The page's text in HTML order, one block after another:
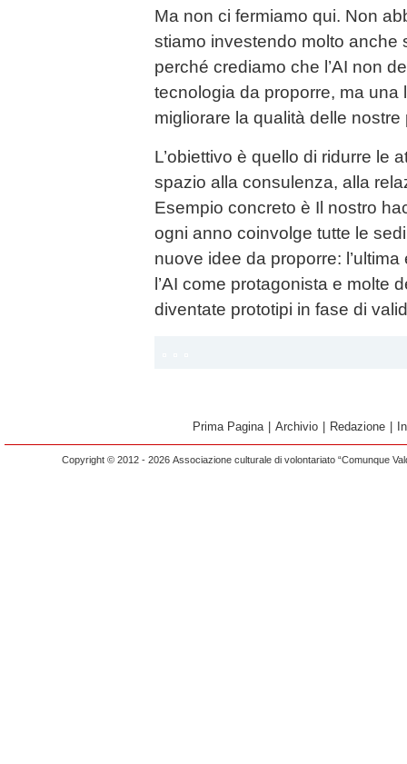
Ma non ci fermiamo qui. Non
stiamo investendo molto anche
perché crediamo che l’AI non
tecnologia da proporre, ma una
migliorare la qualità delle nostre
L’obiettivo è quello di ridurre le
spazio alla consulenza, alla
Esempio concreto è Il nostro
ogni anno coinvolge tutte le
nuove idee da proporre:
l’AI come protagonista e molte
diventate prototipi in fase di
Prima Pagina Archivio Redazione
Copyright © 2012 - 2026 Associazione culturale di volontariato “Comunque